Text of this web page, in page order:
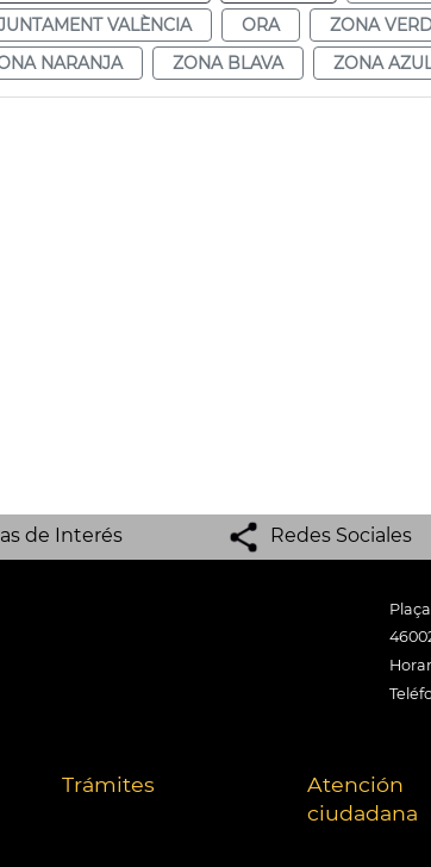
VALÈNCIA
ORA ZONA
NARANJA
ZONA BLAVA ZONA
de Interés Redes Sociales
Trámites
Atención
ciudadana